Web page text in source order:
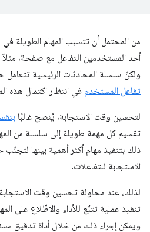
من المحتمل أن تتسبب المهام الطويلة
أحد المستخدمين التفاعل مع صفحة، مثلاً
ولكنّ سلسلة المحادثات الرئيسية تتعامل
تفاعل المستخدم في انتظار اكتمال هذه
لتحسين وقت الاستجابة، يُنصح غالبًا
تقسيم كل مهمة طويلة إلى سلسلة من
ذلك بتنفيذ مهام أكثر أهمية بينها
الاستجابة للتفاعلات.
لذلك، عند محاولة تحسين وقت
تنفيذ عملية تتبُّع للأداء والاطّلاع على
ويمكن إجراء ذلك من خلال أداة تدقيق